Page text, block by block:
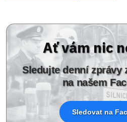
Ať vám nic
Sledujte denní zprávy
na našem
Sledovat na